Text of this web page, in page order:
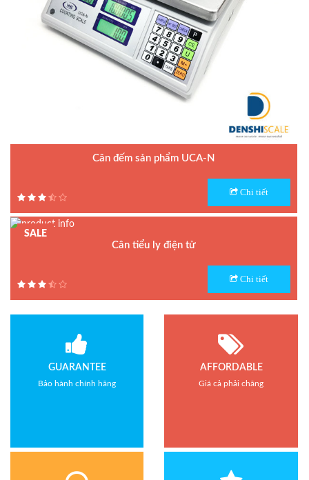
Cân đếm sản phẩm UCA-N
Hãng sản xuất : UTE - Taiwan
Bảo hành: 1.5 năm
Chi tiết
SALE
Cân tiểu ly điện tử
Hãng sản xuất : Jadever
Chi tiết
GUARANTEE
Bảo hành chính hãng
AFFORDABLE
Giá cả phải chăng